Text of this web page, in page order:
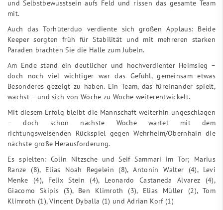
und Selbstbewusstsein aufs Feld und rissen das gesamte Team
mit.
Auch das Torhüterduo verdiente sich großen Applaus: Beide
Keeper sorgten früh für Stabilität und mit mehreren starken
Paraden brachten Sie die Halle zum Jubeln.
Am Ende stand ein deutlicher und hochverdienter Heimsieg –
doch noch viel wichtiger war das Gefühl, gemeinsam etwas
Besonderes gezeigt zu haben. Ein Team, das füreinander spielt,
wächst – und sich von Woche zu Woche weiterentwickelt.
Mit diesem Erfolg bleibt die Mannschaft weiterhin ungeschlagen
– doch schon nächste Woche wartet mit dem
richtungsweisenden Rückspiel gegen Wehrheim/Obernhain die
nächste große Herausforderung.
Es spielten: Colin Nitzsche und Seif Sammari im Tor; Marius
Ranze (8), Elias Noah Regelein (8), Antonin Walter (4), Levi
Menke (4), Felix Stein (4), Leonardo Castaneda Alvarez (4),
Giacomo Skipis (3), Ben Klimroth (3), Elias Müller (2), Tom
Klimroth (1), Vincent Dyballa (1) und Adrian Korf (1)